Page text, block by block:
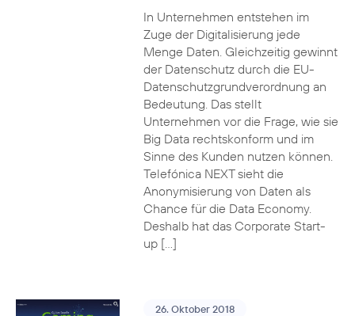
In Unternehmen entstehen im
Zuge der Digitalisierung jede
Menge Daten. Gleichzeitig gewinnt
der Datenschutz durch die EU-
Datenschutzgrundverordnung an
Bedeutung. Das stellt
Unternehmen vor die Frage, wie sie
Big Data rechtskonform und im
Sinne des Kunden nutzen können.
Telefónica NEXT sieht die
Anonymisierung von Daten als
Chance für die Data Economy.
Deshalb hat das Corporate Start-
up […]
26. Oktober 2018